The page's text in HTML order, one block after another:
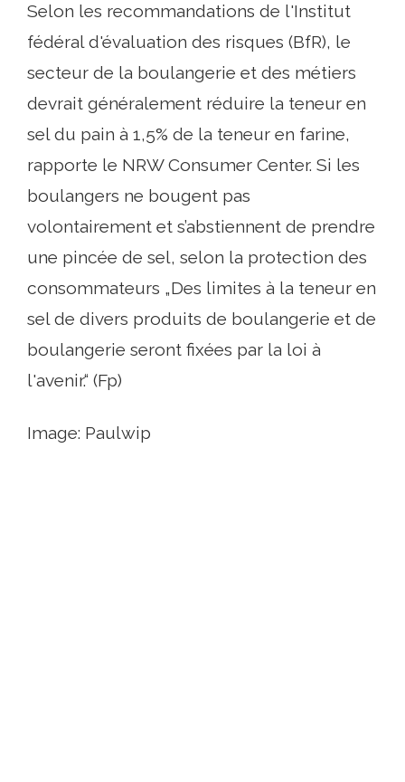
Selon les recommandations de l'Institut
fédéral d'évaluation des risques (BfR), le
secteur de la boulangerie et des métiers
devrait généralement réduire la teneur en
sel du pain à 1,5% de la teneur en farine,
rapporte le NRW Consumer Center. Si les
boulangers ne bougent pas
volontairement et s’abstiennent de prendre
une pincée de sel, selon la protection des
consommateurs „Des limites à la teneur en
sel de divers produits de boulangerie et de
boulangerie seront fixées par la loi à
l'avenir.“ (Fp)
Image: Paulwip